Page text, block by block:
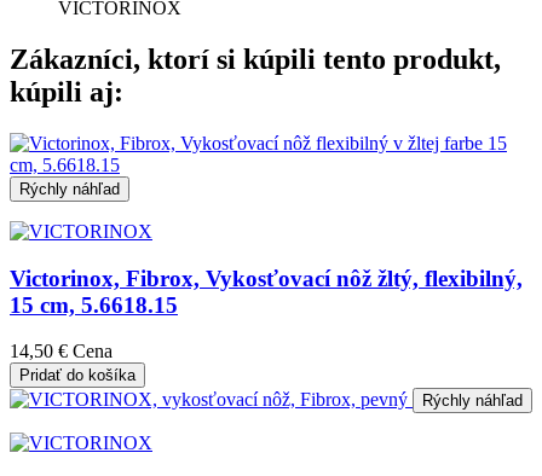
VICTORINOX
Zákazníci, ktorí si kúpili tento produkt,
kúpili aj:
Rýchly náhľad
Victorinox, Fibrox, Vykosťovací nôž žltý, flexibilný,
15 cm, 5.6618.15
14,50 € Cena
Pridať do košíka
Rýchly náhľad